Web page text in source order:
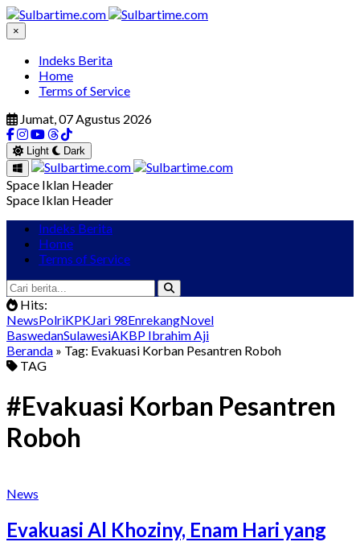
×
Indeks Berita
Home
Terms of Service
Jumat, 07 Agustus 2026
Light Dark
Space Iklan Header
Space Iklan Header
Indeks Berita
Home
Terms of Service
Hits:
NewsPolriKPKJari 98EnrekangNovel
BaswedanSulawesiAKBP Ibrahim Aji
Beranda » Tag: Evakuasi Korban Pesantren Roboh
TAG
#Evakuasi Korban Pesantren
Roboh
News
Evakuasi Al Khoziny, Enam Hari yang